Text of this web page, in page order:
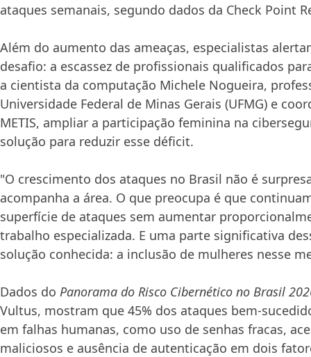
ataques semanais, segundo dados da Check Point
Além do aumento das ameaças, especialistas
desafio: a escassez de profissionais qualificados
a cientista da computação Michele Nogueira,
Universidade Federal de Minas Gerais (UFMG) e
METIS, ampliar a participação feminina na
solução para reduzir esse déficit.
"O crescimento dos ataques no Brasil não é
acompanha a área. O que preocupa é que
superfície de ataques sem aumentar
trabalho especializada. E uma parte significativa
solução conhecida: a inclusão de mulheres nesse
Dados do Panorama do Risco Cibernético no Brasil
Vultus, mostram que 45% dos ataques bem-
em falhas humanas, como uso de senhas fracas,
maliciosos e ausência de autenticação em dois